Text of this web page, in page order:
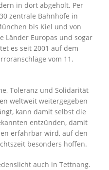
in dort abgeholt. Per
zentrale Bahnhöfe in
bis Kiel und von
Länder Europas und sogar
es seit 2001 auf dem
vom 11.
Toleranz und Solidarität
weltweit weitergegeben
kann damit selbst die
entzünden, damit
erfahrbar wird, auf den
besonders hoffen.
auch in Tettnang.